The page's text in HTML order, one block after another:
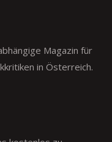
Magazin für
in Österreich.